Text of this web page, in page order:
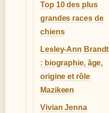
Top 10 des plus
grandes races de
chiens
Lesley-Ann Brandt
: biographie, âge,
origine et rôle
Mazikeen
Vivian Jenna